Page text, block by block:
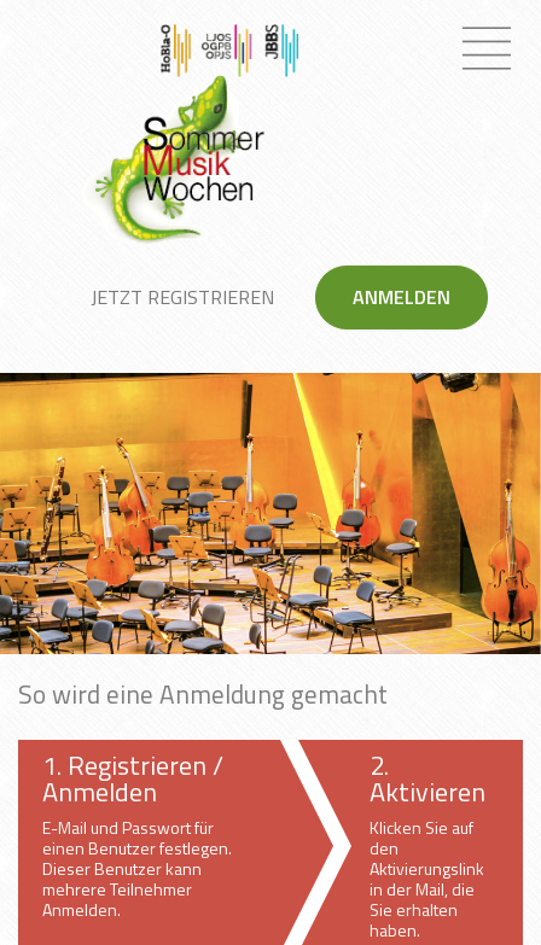
JETZT REGISTRIEREN ANMELDEN
So wird eine Anmeldung gemacht
1. Registrieren /
Anmelden
E-Mail und Passwort für
einen Benutzer festlegen.
Dieser Benutzer kann
mehrere Teilnehmer
Anmelden.
2.
Aktivieren
Klicken Sie auf
den
Aktivierungslink
in der Mail, die
Sie erhalten
haben.